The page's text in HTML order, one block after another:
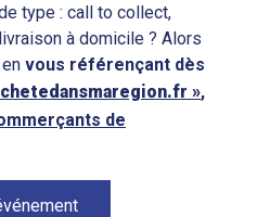
type : call to collect,
à domicile ? Alors
vous référençant dès
»,
de